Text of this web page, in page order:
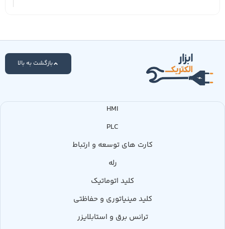
بازگشت به بالا
HMI
PLC
کارت های توسعه و ارتباط
رله
کلید اتوماتیک
کلید مینیاتوری و حفاظتی
ترانس برق و استابلایزر